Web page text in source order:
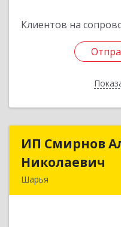
Клиентов на
ИП Смирнов
Николаевич
Шарья